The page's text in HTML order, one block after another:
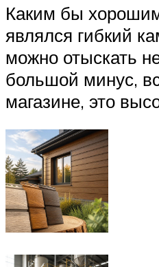
Каким бы
являлся гибкий
можно отыскать
большой минус,
магазине, это